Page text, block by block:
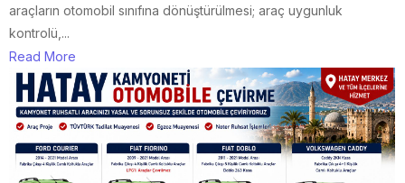
araçların otomobil sınıfına dönüştürülmesi; araç uygunluk
kontrolü,...
Read More